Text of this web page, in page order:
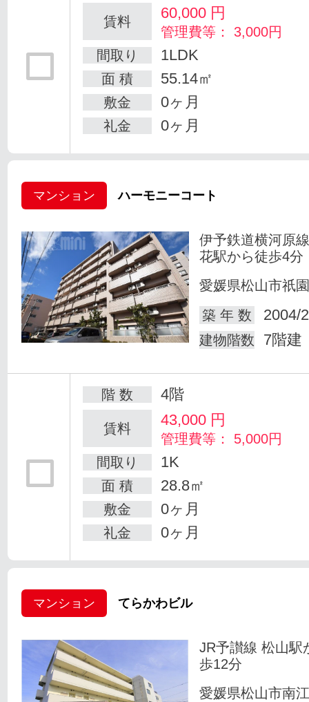
賃料 60,000 円
管理費等： 3,000円
間取り
1LDK
面 積 55.14㎡
敷金 0ヶ月
礼金 0ヶ月
マンション ハーモニーコート
伊予鉄道横河原
花駅から徒歩4分
愛媛県松山市祇
築 年 数
2004/
建物階数 7階建
階 数 4階
賃料 43,000 円
管理費等： 5,000円
間取り
1K
面 積 28.8㎡
敷金 0ヶ月
礼金 0ヶ月
マンション てらかわビル
JR予讃線 松山駅
歩12分
愛媛県松山市南